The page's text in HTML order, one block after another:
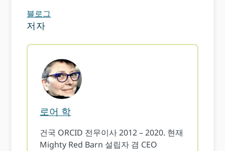
블로그
저자
로어 학
건국 ORCID 전무이사 2012 – 2020. 현재
Mighty Red Barn 설립자 겸 CEO